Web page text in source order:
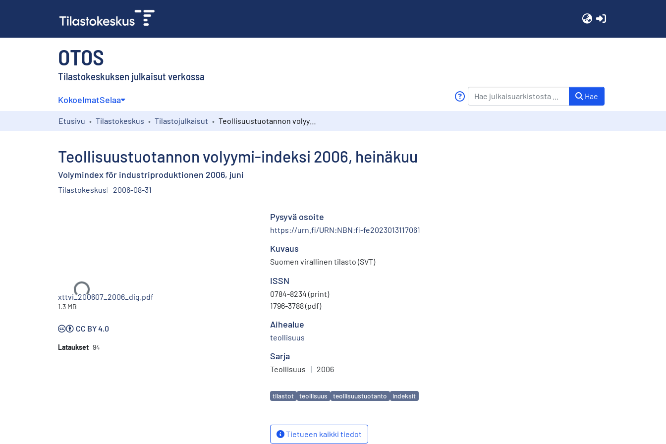
OTOS
Tilastokeskuksen julkaisut verkossa
KokoelmatSelaa Hae
Etusivu Tilastokeskus Tilastojulkaisut
Teollisuustuotannon volyymi-indeksi 2006, heinäkuu
Volymindex för industriproduktionen 2006, juni
Tilastokeskus 2006-08-31
Ladataan...
xttvi_200607_2006_dig.pdf
1.3 MB
CC BY 4.0
Lataukset 94
Pysyvä osoite
https://urn.fi/URN:NBN:fi-fe2023013117061
Kuvaus
Suomen virallinen tilasto (SVT)
ISSN
0784-8234 (print)
1796-3788 (pdf)
Aihealue
teollisuus
Sarja
Teollisuus | 2006
Avainsanat
tilastot teollisuus teollisuustuotanto indeksit
Tietueen kaikki tiedot